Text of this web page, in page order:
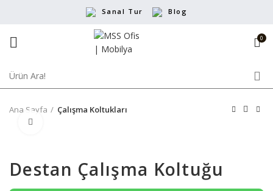
Sanal Tur Blog
0
Ana Sayfa
Çalışma Koltukları
Destan Çalışma Koltuğu